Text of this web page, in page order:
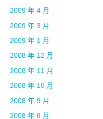
2009 年 4 月
2009 年 3 月
2009 年 1 月
2008 年 12 月
2008 年 11 月
2008 年 10 月
2008 年 9 月
2008 年 8 月